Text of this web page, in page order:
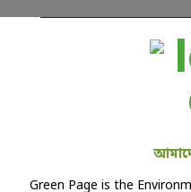
Green Page is the